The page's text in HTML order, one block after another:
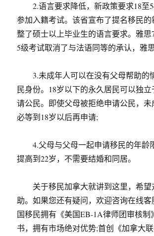
2.语言要求降低，新政策要求18至
参加入籍考试。该省宣布了提名移民的
整了硕士以上毕业生的语言要求。雅思
5级考试取消了与法语同等的承认，雅思
3.未成年人可以在没有父母帮助的
民身份。18岁以下的永久居民可以独
请公民。即使父母被拒绝申请公民，
必等到18岁以后再申请;
4.父母与父母一起申请移民的年龄
提高到22岁，不需要结婚和同居。
关于移民加拿大就讲到这里，希望
助。如果您还有疑问，欢迎咨询在线客
国移民拥有《美国EB-1A律师团审核制
书，拥有市场绝对优势;首创《加拿大